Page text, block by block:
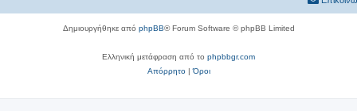
Δημιουργήθηκε από phpBB® Forum Software © phpBB Limited
Ελληνική μετάφραση από το phpbbgr.com
Απόρρητο|Όροι